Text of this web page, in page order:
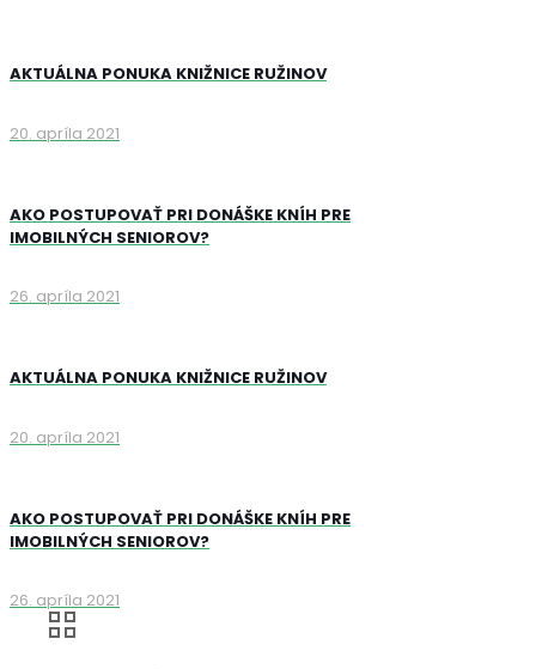
AKTUÁLNA PONUKA KNIŽNICE RUŽINOV
20. apríla 2021
AKO POSTUPOVAŤ PRI DONÁŠKE KNÍH PRE
IMOBILNÝCH SENIOROV?
26. apríla 2021
AKTUÁLNA PONUKA KNIŽNICE RUŽINOV
20. apríla 2021
AKO POSTUPOVAŤ PRI DONÁŠKE KNÍH PRE
IMOBILNÝCH SENIOROV?
26. apríla 2021